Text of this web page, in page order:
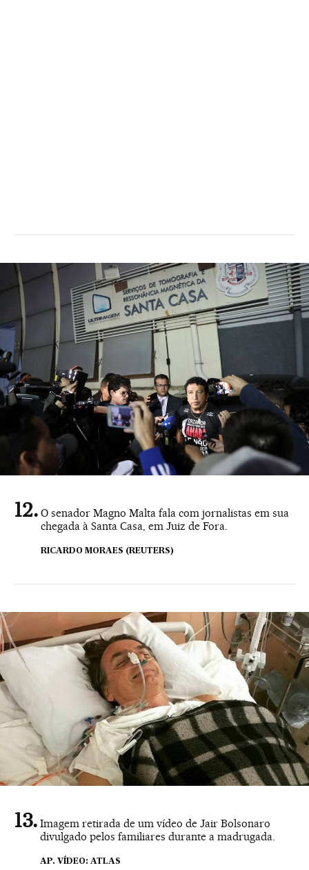
O senador Magno Malta fala com jornalistas em sua
chegada à Santa Casa, em Juiz de Fora.
RICARDO MORAES (REUTERS)
Imagem retirada de um vídeo de Jair Bolsonaro
divulgado pelos familiares durante a madrugada.
AP. VÍDEO: ATLAS